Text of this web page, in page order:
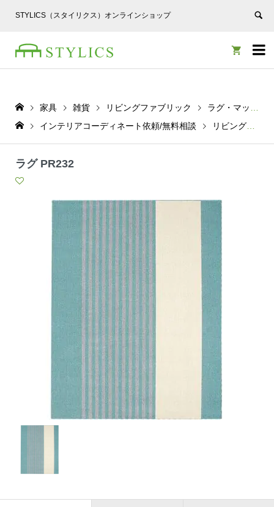
STYLICS（スタイリクス）オンラインショップ


家具 雑貨 リビングファブリック
ラグ・マット
インテリアコーディネート依頼/無料相談
リビングファブリック
ラグ PR232